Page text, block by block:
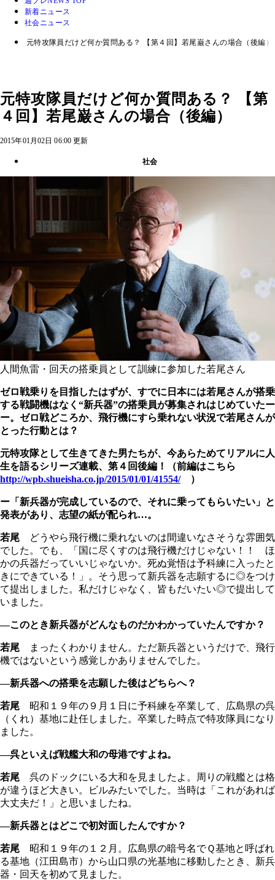
新着ニュース
社会ニュース
元特攻隊員だけど何か質問ある？ 【第４回】若尾巌さんの場合（後編）
元特攻隊員だけど何か質問ある？ 【第
４回】若尾巌さんの場合（後編）
2015年01月02日 06:00 更新
社会
人間魚雷・回天の搭乗員として訓練に参加した若尾さん
ゼロ戦乗りを目指したはずが、すでに日本には若尾さんが搭乗
する戦闘機はなく“新兵器”の搭乗員が募集されはじめていたー
ー。ゼロ戦どころか、飛行機にすら乗れない状況で若尾さんが
とった行動とは？
元特攻隊として生きてきた男たちが、今あらためてリアルに人
生を語るシリーズ連載、第４回後編！（前編はこちら
http://wpb.shueisha.co.jp/2015/01/01/41554/）
ー「新兵器が完成しているので、それに乗ってもらいたい」と
発表があり、志望の紙が配られ…。
若尾 どうやら飛行機に乗れないのは間違いなさそうな雰囲気
でした。でも、「国に尽くすのは飛行機だけじゃない！！ ほ
かの兵器だっていいじゃないか。死ぬ覚悟は予科練に入ったと
きにできている！」。そう思って新兵器を志願するに◎をつけ
て提出しました。私だけじゃなく、皆もだいたい◎で提出して
いました。
―このとき新兵器がどんなものだかわかっていたんですか？
若尾 まったくわかりません。ただ新兵器というだけで、飛行
機ではないという感覚しかありませんでした。
―新兵器への搭乗を志願した後はどちらへ？
若尾 昭和１９年の９月１日に予科練を卒業して、広島県の呉
（くれ）基地に赴任しました。卒業した時点で特攻隊員になり
ました。
―呉といえば戦艦大和の母港ですよね。
若尾 呉のドックにいる大和を見ましたよ。周りの戦艦とは格
が違うほど大きい。ビルみたいでした。当時は「これがあれば
大丈夫だ！」と思いましたね。
―新兵器とはどこで初対面したんですか？
若尾 昭和１９年の１２月。広島県の暗号名でＱ基地と呼ばれ
る基地（江田島市）から山口県の光基地に移動したとき、新兵
器・回天を初めて見ました。